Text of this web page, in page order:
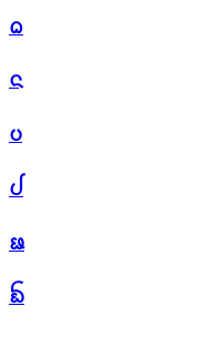
ᨵ
ᨶ
ᨷ
ᨸ
ᨹ
ᨺ